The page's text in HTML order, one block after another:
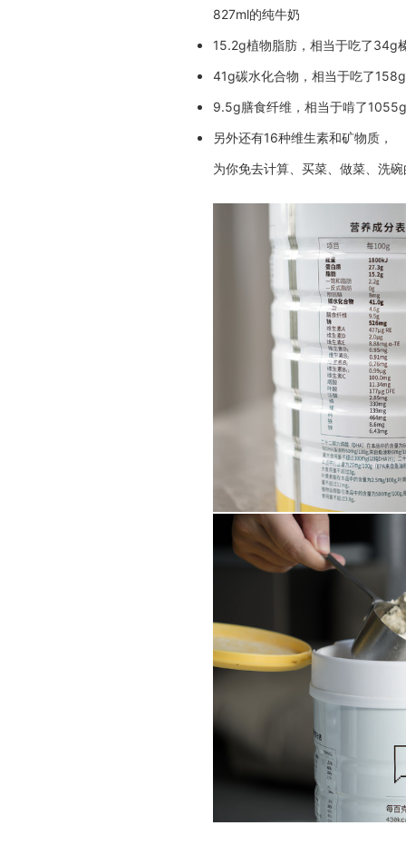
827ml的纯牛奶
15.2g植物脂肪，相当于吃了34g
41g碳水化合物，相当于吃了
9.5g膳食纤维，相当于啃了
另外还有16种维生素和矿物质，
为你免去计算、买菜、做菜、洗